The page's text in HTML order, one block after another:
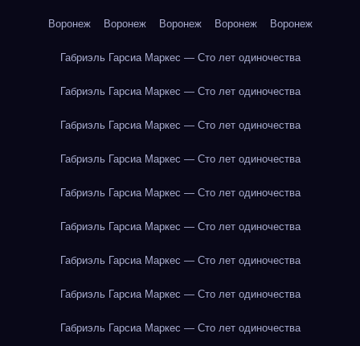
Воронеж Воронеж Воронеж Воронеж Воронеж
Габриэль Гарсиа Маркес — Сто лет одиночества
Габриэль Гарсиа Маркес — Сто лет одиночества
Габриэль Гарсиа Маркес — Сто лет одиночества
Габриэль Гарсиа Маркес — Сто лет одиночества
Габриэль Гарсиа Маркес — Сто лет одиночества
Габриэль Гарсиа Маркес — Сто лет одиночества
Габриэль Гарсиа Маркес — Сто лет одиночества
Габриэль Гарсиа Маркес — Сто лет одиночества
Габриэль Гарсиа Маркес — Сто лет одиночества